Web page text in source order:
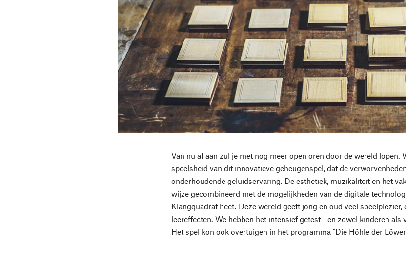
Van nu af aan zul je met nog meer open oren door de wereld
speelsheid van dit innovatieve geheugenspel, dat de
onderhoudende geluidservaring. De esthetiek, muzikaliteit en het
wijze gecombineerd met de mogelijkheden van de digitale
Klangquadrat heet. Deze wereld geeft jong en oud veel
leereffecten. We hebben het intensief getest - en zowel kinderen
Het spel kon ook overtuigen in het programma "Die Höhle der